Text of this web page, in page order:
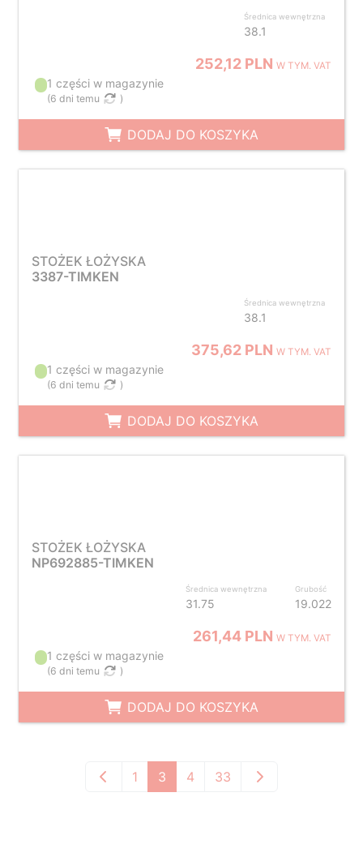
Średnica wewnętrzna
38.1
252,12 PLNW TYM. VAT
1 części w magazynie
(6 dni temu )
DODAJ DO KOSZYKA
STOŻEK ŁOŻYSKA
3387-TIMKEN
Średnica wewnętrzna
38.1
375,62 PLNW TYM. VAT
1 części w magazynie
(6 dni temu )
DODAJ DO KOSZYKA
STOŻEK ŁOŻYSKA
NP692885-TIMKEN
Średnica wewnętrzna
31.75
Grubość
19.022
261,44 PLNW TYM. VAT
1 części w magazynie
(6 dni temu )
DODAJ DO KOSZYKA
1 3 4 33